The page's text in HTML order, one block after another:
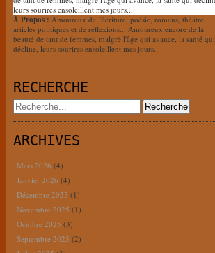
À Propos : Amoureux de l'écriture, poésie, romans, théâtre,
articles politiques et de réflexions... Amoureux encore de la
beauté de tant de femmes, malgré l'âge qui avance, la santé qui
décline, leurs sourires ensoleillent mes jours...
RECHERCHE
ARCHIVES
Mars 2026 (4)
Janvier 2026 (4)
Décembre 2025 (1)
Novembre 2025 (1)
Octobre 2025 (3)
Septembre 2025 (2)